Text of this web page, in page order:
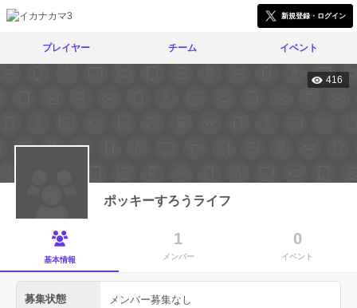
新規登録・ログイン
プレイヤー チーム イベント
416
ポッキーすろうライフ
基本情報
1
メンバー
0
イベント
募集状態 メンバー募集なし